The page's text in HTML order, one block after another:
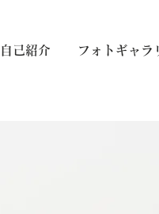
自己紹介 フォトギャラ